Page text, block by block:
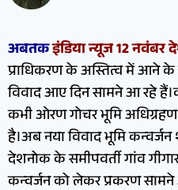
अबतकइंडिया न्यूज 12 नवंबर
प्राधिकरण के अस्तित्व में आने के
विवाद आए दिन सामने आ रहे
कभी ओरण गोचर भूमि
है।अब नया विवाद भूमि
देशनोक के समीपवर्ती गांव
कन्वर्जन को लेकर प्रकरण